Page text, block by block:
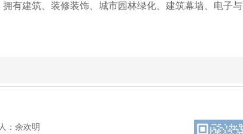
有建筑、装修装饰、城市园林绿化、建筑幕墙、电子
：余欢明